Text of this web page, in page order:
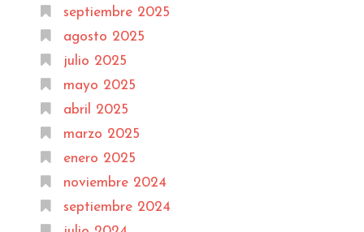
septiembre 2025
agosto 2025
julio 2025
mayo 2025
abril 2025
marzo 2025
enero 2025
noviembre 2024
septiembre 2024